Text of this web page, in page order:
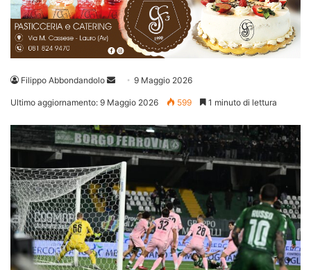
Filippo Abbondandolo
Invia 9 Maggio 2026
Ultimo aggiornamento: 9 Maggio 2026 599 1 minuto di lettura